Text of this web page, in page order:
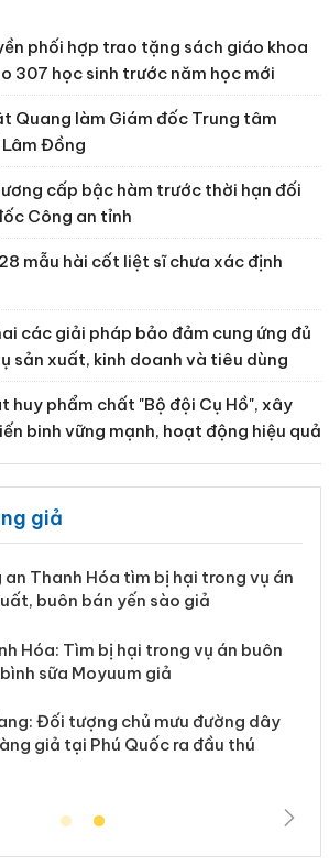
phối hợp trao tặng sách giáo khoa
307 học sinh trước năm học mới
Quang làm Giám đốc Trung tâm
Đồng
cấp bậc hàm trước thời hạn đối
Công an tỉnh
mẫu hài cốt liệt sĩ chưa xác định
các giải pháp bảo đảm cung ứng đủ
sản xuất, kinh doanh và tiêu dùng
huy phẩm chất "Bộ đội Cụ Hồ", xây
binh vững mạnh, hoạt động hiệu quả
giả
an Thanh Hóa tìm bị hại trong
án sản xuất, buôn bán yến sào giả
Hóa: Tìm bị hại trong vụ án
bán bình sữa Moyuum giả